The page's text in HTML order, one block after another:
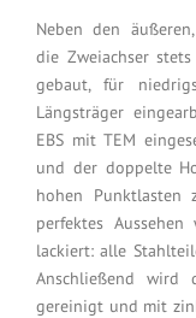
Neben den
die Zweiachser
gebaut, für
Längsträger
EBS mit TEM
und der doppelte
hohen
perfektes
lackiert: alle
Anschließend wird
gereinigt und mit